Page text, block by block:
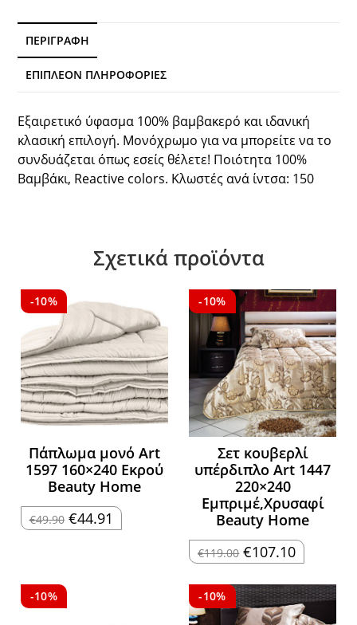
ποσότητα
ΠΕΡΙΓΡΑΦΉ
ΕΠΙΠΛΈΟΝ ΠΛΗΡΟΦΟΡΊΕΣ
Εξαιρετικό ύφασμα 100% βαμβακερό και ιδανική
κλασική επιλογή. Μονόχρωμο για να μπορείτε να το
συνδυάζεται όπως εσείς θέλετε! Ποιότητα 100%
Βαμβάκι, Reactive colors. Κλωστές ανά ίντσα: 150
Σχετικά προϊόντα
-10%
Πάπλωμα μονό Art
1597 160×240 Εκρού
Beauty Home
€49.90 Original
price
€44.91 Η
τρέχουσα
-10%
Σετ κουβερλί
υπέρδιπλο Art 1447
220×240
Εμπριμέ,Χρυσαφί
Beauty Home
€119.00 Original
price
€119.00.
€107.10Η
τρέχουσα
είναι:
€107.10.
-10% -10%